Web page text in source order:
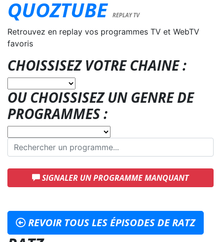
QUOZTUBE REPLAY TV
Retrouvez en replay vos programmes TV et WebTV
favoris
CHOISSISEZ VOTRE CHAINE :
OU CHOISSISEZ UN GENRE DE
PROGRAMMES :
SIGNALER UN PROGRAMME MANQUANT
REVOIR TOUS LES ÉPISODES DE RATZ